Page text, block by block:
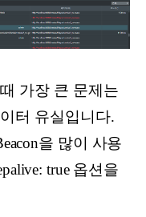
가장 큰 문제는
터 유실입니다.
을 많이 사용
true 옵션을